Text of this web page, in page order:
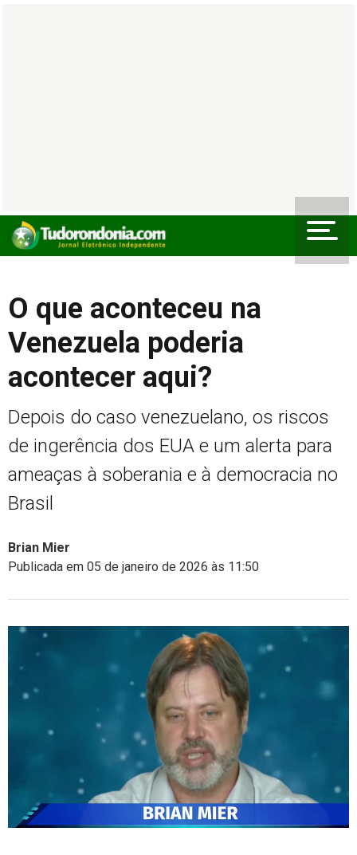
O que aconteceu na
Venezuela poderia
acontecer aqui?
Depois do caso venezuelano, os riscos
de ingerência dos EUA e um alerta para
ameaças à soberania e à democracia no
Brasil
Brian Mier
Publicada em 05 de janeiro de 2026 às 11:50